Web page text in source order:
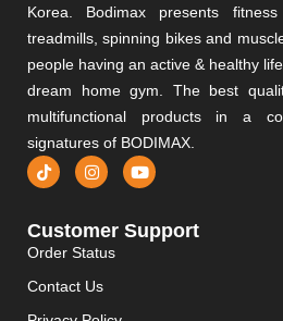
Korea. Bodimax presents
treadmills, spinning bikes and
people having an active & healthy
dream home gym. The best
multifunctional products in a
signatures of BODIMAX.
Customer Support
Order Status
Contact Us